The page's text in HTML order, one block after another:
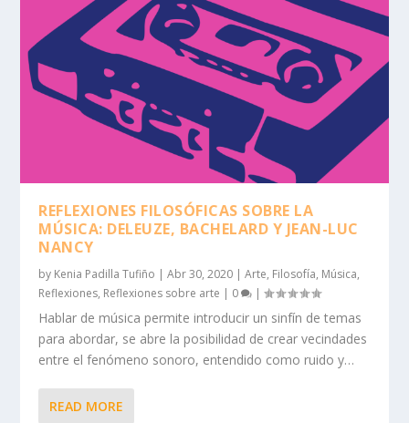
REFLEXIONES FILOSÓFICAS SOBRE LA
MÚSICA: DELEUZE, BACHELARD Y JEAN-LUC
NANCY
by Kenia Padilla Tufiño |Abr 30, 2020 |Arte, Filosofía, Música,
Reflexiones, Reflexiones sobre arte | 0 |
Hablar de música permite introducir un sinfín de temas
para abordar, se abre la posibilidad de crear vecindades
entre el fenómeno sonoro, entendido como ruido y…
READ MORE